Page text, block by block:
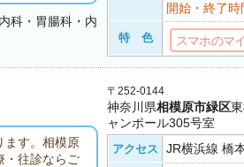
科・胃腸科・内
開始・終了
特 色 スマホのマ
ます。相模原
・往診ならご
〒252-0144
神奈川県相模原市緑区
ャンポール305号室
アクセス JR横浜線 橋